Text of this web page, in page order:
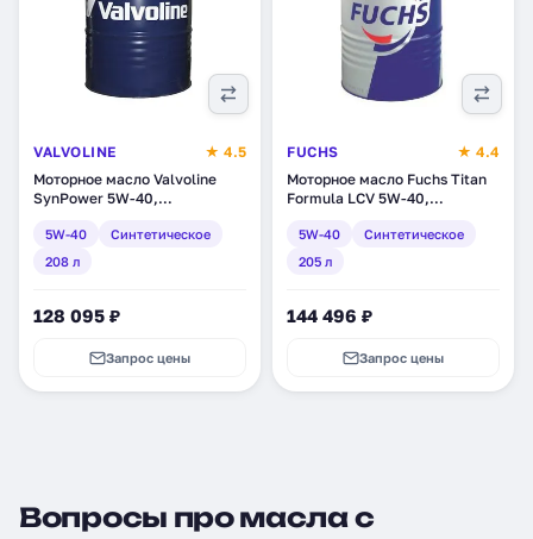
VALVOLINE
★ 4.5
Моторное масло Valvoline
SynPower 5W-40,
(VE11278)
5W-40
Синтетическое
208 л
128 095 ₽
Запрос цены
FUCHS
★ 4.4
Моторное масло Fuchs Titan
Formula LCV 5W-40,
(2194400002)
5W-40
Синтетическое
205 л
144 496 ₽
Запрос цены
Вопросы про масла с